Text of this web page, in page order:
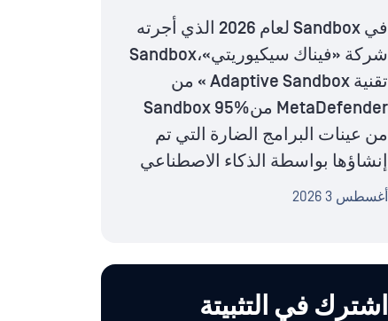
في Sandbox لعام 2026 الذي أجرته
شركة «فيناك سيكيوريتي»،Sandbox
تقنية Adaptive Sandbox » من
MetaDefender منSandbox 95%
من عينات البرامج الضارة التي تم
إنشاؤها بواسطة الذكاء الاصطناعي
أغسطس 3 2026
اشترك في التثبيتة